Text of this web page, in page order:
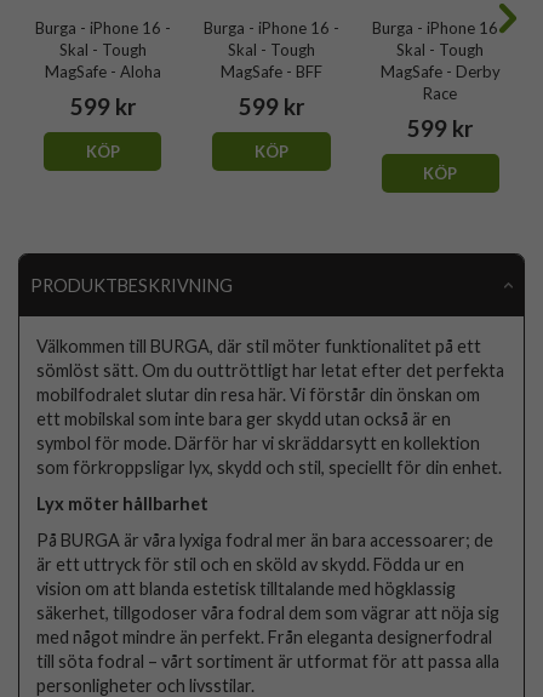
Burga - iPhone 16 -
Skal - Tough
MagSafe - Aloha
599 kr
KÖP
Burga - iPhone 16 -
Skal - Tough
MagSafe - BFF
599 kr
KÖP
Burga - iPhone 16 -
Skal - Tough
MagSafe - Derby
Race
599 kr
KÖP
PRODUKTBESKRIVNING
Välkommen till BURGA, där stil möter funktionalitet på ett
sömlöst sätt. Om du outtröttligt har letat efter det perfekta
mobilfodralet slutar din resa här. Vi förstår din önskan om
ett mobilskal som inte bara ger skydd utan också är en
symbol för mode. Därför har vi skräddarsytt en kollektion
som förkroppsligar lyx, skydd och stil, speciellt för din enhet.
Lyx möter hållbarhet
På BURGA är våra lyxiga fodral mer än bara accessoarer; de
är ett uttryck för stil och en sköld av skydd. Födda ur en
vision om att blanda estetisk tilltalande med högklassig
säkerhet, tillgodoser våra fodral dem som vägrar att nöja sig
med något mindre än perfekt. Från eleganta designerfodral
till söta fodral – vårt sortiment är utformat för att passa alla
personligheter och livsstilar.